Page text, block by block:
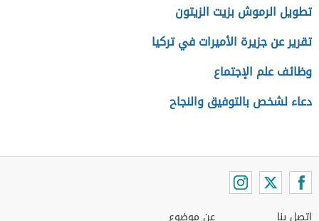
تطويل الرموش بزيت الزيتون
تقرير عن جزيرة الأميرات في تركيا
وظائف علم الإجتماع
دعاء لشخص بالتوفيق والنجاح